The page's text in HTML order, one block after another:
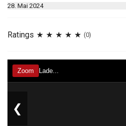
28. Mai 2024
Ratings (0)